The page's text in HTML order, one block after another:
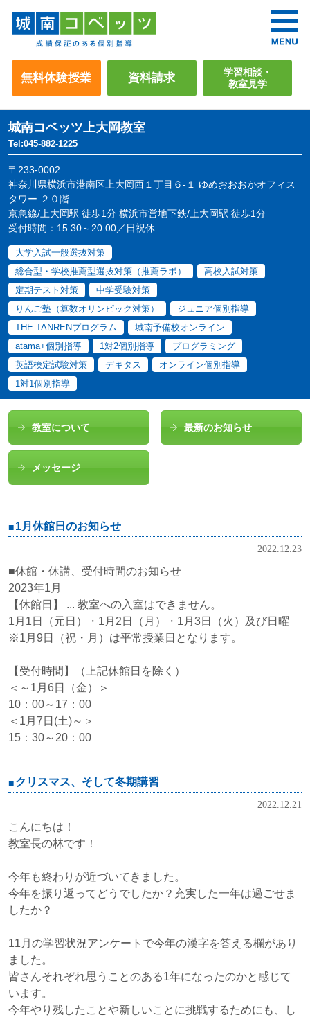
無料体験授業 資料請求
学習相談・
教室見学
城南コベッツ上大岡教室
Tel:045-882-1225
〒233-0002
神奈川県横浜市港南区上大岡西１丁目６-１ ゆめおおおかオフィス
タワー ２０階
京急線/上大岡駅 徒歩1分 横浜市営地下鉄/上大岡駅 徒歩1分
受付時間：15:30～20:00／日祝休
大学入試一般選抜対策
総合型・学校推薦型選抜対策（推薦ラボ）
高校入試対策
定期テスト対策
中学受験対策
りんご塾（算数オリンピック対策）
ジュニア個別指導
THE TANRENプログラム
城南予備校オンライン
atama+個別指導
1対2個別指導
プログラミング
英語検定試験対策
デキタス
オンライン個別指導
1対1個別指導
教室について 最新のお知らせ
メッセージ
1月休館日のお知らせ
2022.12.23
■休館・休講、受付時間のお知らせ
2023年1月
【休館日】 ... 教室への入室はできません。
1月1日（元日）・1月2日（月）・1月3日（火）及び日曜
※1月9日（祝・月）は平常授業日となります。
【受付時間】（上記休館日を除く）
＜～1月6日（金）＞
10：00～17：00
＜1月7日(土)～＞
15：30～20：00
クリスマス、そして冬期講習
2022.12.21
こんにちは！
教室長の林です！
今年も終わりが近づいてきました。
今年を振り返ってどうでしたか？充実した一年は過ごせま
したか？
11月の学習状況アンケートで今年の漢字を答える欄があり
ました。
皆さんそれぞれ思うことのある1年になったのかと感じて
います。
今年やり残したことや新しいことに挑戦するためにも、し